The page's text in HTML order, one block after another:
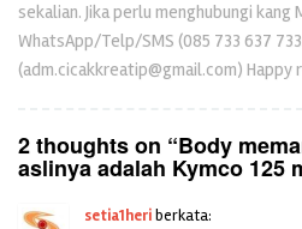
sekalian. Jika perlu menghubungi
WhatsApp/Telp/SMS (085 733 637
(adm.cicakkreatip@gmail.com) Happy
2 thoughts on “Body
aslinya adalah Kymco 125
setia1heriberkata: